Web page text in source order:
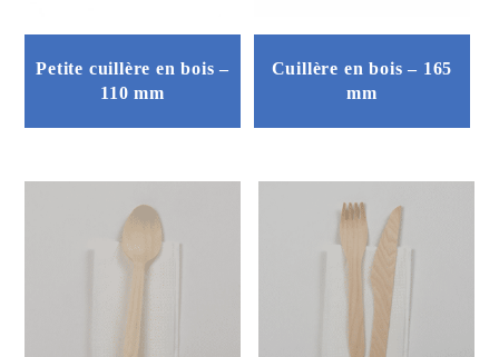
Petite cuillère en bois –
110 mm
Cuillère en bois – 165
mm